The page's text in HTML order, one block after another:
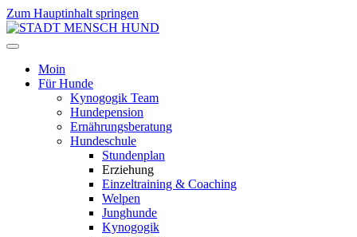
Zum Hauptinhalt springen
Moin
Für Hunde
Kynogogik Team
Hundepension
Ernährungsberatung
Hundeschule
Stundenplan
Erziehung
Einzeltraining & Coaching
Welpen
Junghunde
Kynogogik